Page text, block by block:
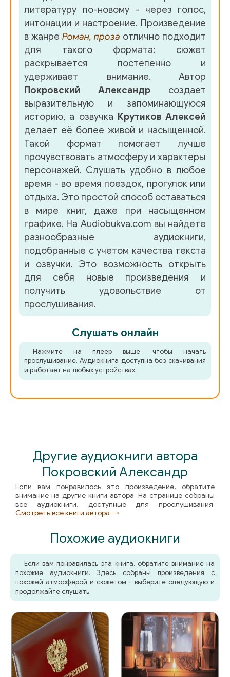
литературу по-новому - через голос,
интонации и настроение. Произведение
в жанре Роман, проза отлично подходит
для такого формата: сюжет
раскрывается постепенно и
удерживает внимание. Автор
Покровский Александр создает
выразительную и запоминающуюся
историю, а озвучка Крутиков Алексей
делает её более живой и насыщенной.
Такой формат помогает лучше
прочувствовать атмосферу и характеры
персонажей. Слушать удобно в любое
время - во время поездок, прогулок или
отдыха. Это простой способ оставаться
в мире книг, даже при насыщенном
графике. На Audiobukva.com вы найдете
разнообразные аудиокниги,
подобранные с учетом качества текста
и озвучки. Это возможность открыть
для себя новые произведения и
получить удовольствие от
прослушивания.
Слушать онлайн
Нажмите на плеер выше, чтобы начать
прослушивание. Аудиокнига доступна без скачивания
и работает на любых устройствах.
Другие аудиокниги автора
Покровский Александр
Если вам понравилось это произведение, обратите
внимание на другие книги автора. На странице собраны
все аудиокниги, доступные для прослушивания.
Смотреть все книги автора →
Похожие аудиокниги
Если вам понравилась эта книга, обратите внимание на
похожие аудиокниги. Здесь собраны произведения с
похожей атмосферой и сюжетом - выберите следующую и
продолжайте слушать.